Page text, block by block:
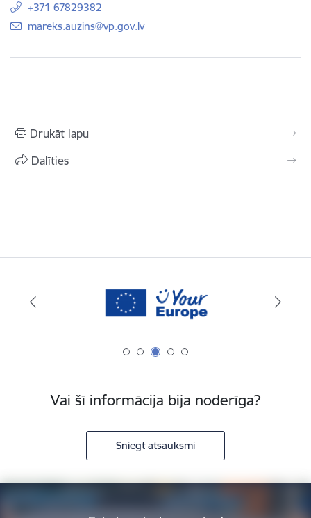
+371 67829382
E-pasts:
mareks.auzins@vp.gov.lv
Drukāt lapu
Dalīties
Vai šī informācija bija noderīga?
Sniegt atsauksmi